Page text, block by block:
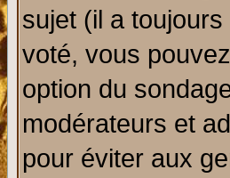
sujet (il a
voté, vous
option du
modérateurs et
pour éviter aux